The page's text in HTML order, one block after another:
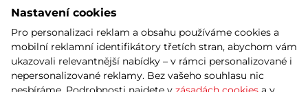
Půjčovna
obchodní podmínky
Kariéra
Nastavení cookies
Pro personalizaci reklam a obsahu používáme cookies a
mobilní reklamní identifikátory třetích stran, abychom vám
ukazovali relevantnější nabídky – v rámci personalizované i
nepersonalizované reklamy. Bez vašeho souhlasu nic